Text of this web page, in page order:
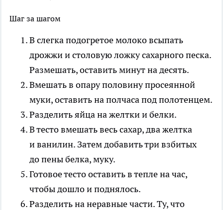
Шаг за шагом
В слегка подогретое молоко всыпать
дрожжи и столовую ложку сахарного песка.
Размешать, оставить минут на десять.
Вмешать в опару половину просеянной
муки, оставить на полчаса под полотенцем.
Разделить яйца на желтки и белки.
В тесто вмешать весь сахар, два желтка
и ванилин. Затем добавить три взбитых
до пены белка, муку.
Готовое тесто оставить в тепле на час,
чтобы дошло и поднялось.
Разделить на неравные части. Ту, что